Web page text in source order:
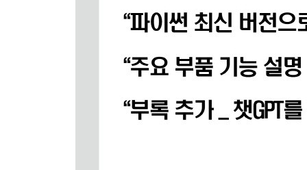
시리얼통신 이해하기
시리얼통신으로 hello 전송하기
시리얼통신 통신속도 변경하여 통신하기
시리얼통신으로 PC에서 명령어 받아서 LED 제어